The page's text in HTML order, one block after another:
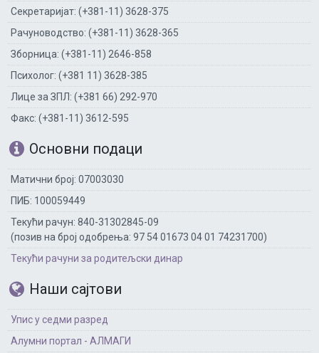
Секретаријат: (+381-11) 3628-375
Рачуноводство: (+381-11) 3628-365
Зборница: (+381-11) 2646-858
Психолог: (+381 11) 3628-385
Лице за ЗПЛ: (+381 66) 292-970
Факс: (+381-11) 3612-595
Основни подаци
Матични број: 07003030
ПИБ: 100059449
Текући рачун: 840-31302845-09
(позив на број одобрења: 97 54 01673 04 01 74231700)
Текући рачуни за родитељски динар
Наши сајтови
Упис у седми разред
Алумни портал - АЛМАГИ